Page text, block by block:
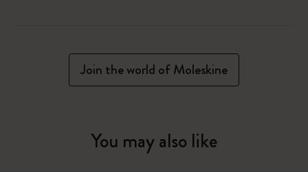
Join the world of Moleskine
You may also like